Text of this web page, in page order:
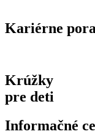
Kariérne
Krúžky
pre deti
Informačné